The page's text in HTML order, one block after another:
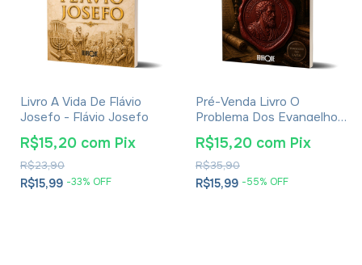
Livro A Vida De Flávio
Josefo - Flávio Josefo
R$15,99 -33% OFF
R$23,90
R$15,20 com Pix
Pré-Venda Livro O
Problema Dos Evangelhos
E Soluções- Eusébio De
Cesareia
R$15,99 -55% OFF
R$35,90
R$15,20 com Pix